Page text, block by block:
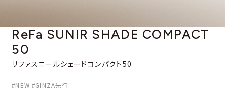
#NEW #GINZA先行
ReFa SUNIR SHADE COMPACT
50
リファスニールシェードコンパクト50